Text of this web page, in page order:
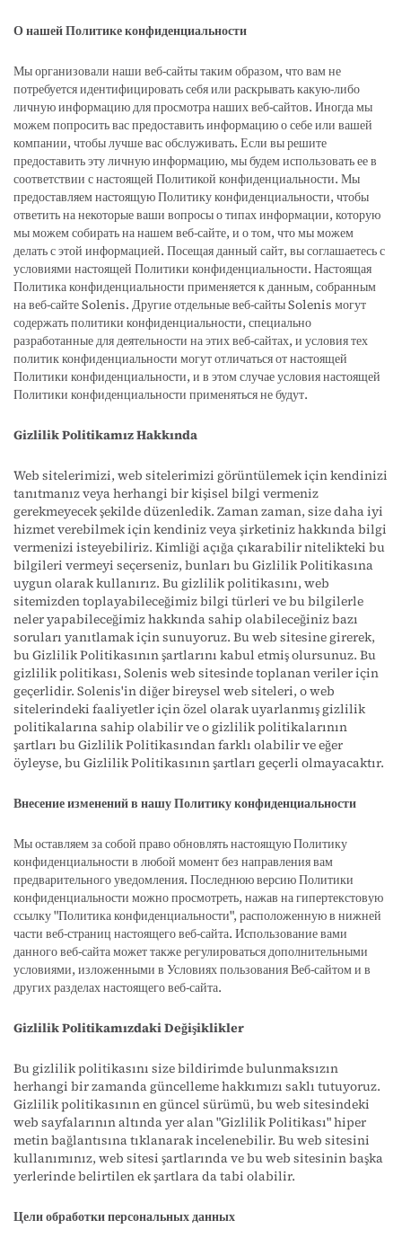
О нашей Политике конфиденциальности
Мы организовали наши веб-сайты таким образом, что вам не
потребуется идентифицировать себя или раскрывать какую-либо
личную информацию для просмотра наших веб-сайтов. Иногда мы
можем попросить вас предоставить информацию о себе или вашей
компании, чтобы лучше вас обслуживать. Если вы решите
предоставить эту личную информацию, мы будем использовать ее в
соответствии с настоящей Политикой конфиденциальности. Мы
предоставляем настоящую Политику конфиденциальности, чтобы
ответить на некоторые ваши вопросы о типах информации, которую
мы можем собирать на нашем веб-сайте, и о том, что мы можем
делать с этой информацией. Посещая данный сайт, вы соглашаетесь с
условиями настоящей Политики конфиденциальности. Настоящая
Политика конфиденциальности применяется к данным, собранным
на веб-сайте Solenis. Другие отдельные веб-сайты Solenis могут
содержать политики конфиденциальности, специально
разработанные для деятельности на этих веб-сайтах, и условия тех
политик конфиденциальности могут отличаться от настоящей
Политики конфиденциальности, и в этом случае условия настоящей
Политики конфиденциальности применяться не будут.
Gizlilik Politikamız Hakkında
Web sitelerimizi, web sitelerimizi görüntülemek için kendinizi
tanıtmanız veya herhangi bir kişisel bilgi vermeniz
gerekmeyecek şekilde düzenledik. Zaman zaman, size daha iyi
hizmet verebilmek için kendiniz veya şirketiniz hakkında bilgi
vermenizi isteyebiliriz. Kimliği açığa çıkarabilir nitelikteki bu
bilgileri vermeyi seçerseniz, bunları bu Gizlilik Politikasına
uygun olarak kullanırız. Bu gizlilik politikasını, web
sitemizden toplayabileceğimiz bilgi türleri ve bu bilgilerle
neler yapabileceğimiz hakkında sahip olabileceğiniz bazı
soruları yanıtlamak için sunuyoruz. Bu web sitesine girerek,
bu Gizlilik Politikasının şartlarını kabul etmiş olursunuz. Bu
gizlilik politikası, Solenis web sitesinde toplanan veriler için
geçerlidir. Solenis'in diğer bireysel web siteleri, o web
sitelerindeki faaliyetler için özel olarak uyarlanmış gizlilik
politikalarına sahip olabilir ve o gizlilik politikalarının
şartları bu Gizlilik Politikasından farklı olabilir ve eğer
öyleyse, bu Gizlilik Politikasının şartları geçerli olmayacaktır.
Внесение изменений в нашу Политику конфиденциальности
Мы оставляем за собой право обновлять настоящую Политику
конфиденциальности в любой момент без направления вам
предварительного уведомления. Последнюю версию Политики
конфиденциальности можно просмотреть, нажав на гипертекстовую
ссылку "Политика конфиденциальности", расположенную в нижней
части веб-страниц настоящего веб-сайта. Использование вами
данного веб-сайта может также регулироваться дополнительными
условиями, изложенными в Условиях пользования Веб-сайтом и в
других разделах настоящего веб-сайта.
Gizlilik Politikamızdaki Değişiklikler
Bu gizlilik politikasını size bildirimde bulunmaksızın
herhangi bir zamanda güncelleme hakkımızı saklı tutuyoruz.
Gizlilik politikasının en güncel sürümü, bu web sitesindeki
web sayfalarının altında yer alan "Gizlilik Politikası" hiper
metin bağlantısına tıklanarak incelenebilir. Bu web sitesini
kullanımınız, web sitesi şartlarında ve bu web sitesinin başka
yerlerinde belirtilen ek şartlara da tabi olabilir.
Цели обработки персональных данных